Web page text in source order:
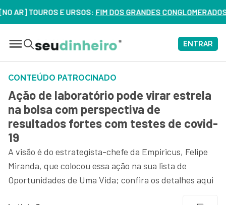
E URSOS:FIM DOS GRANDES CONGLOMERADOS NO
ENTRAR
CONTEÚDO PATROCINADO
Ação de laboratório pode virar estrela
na bolsa com perspectiva de
resultados fortes com testes de covid-
19
A visão é do estrategista-chefe da Empiricus, Felipe
Miranda, que colocou essa ação na sua lista de
Oportunidades de Uma Vida; confira os detalhes aqui